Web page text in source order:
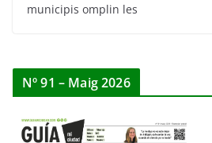
municipis omplin les
Nº 91 – Maig 2026